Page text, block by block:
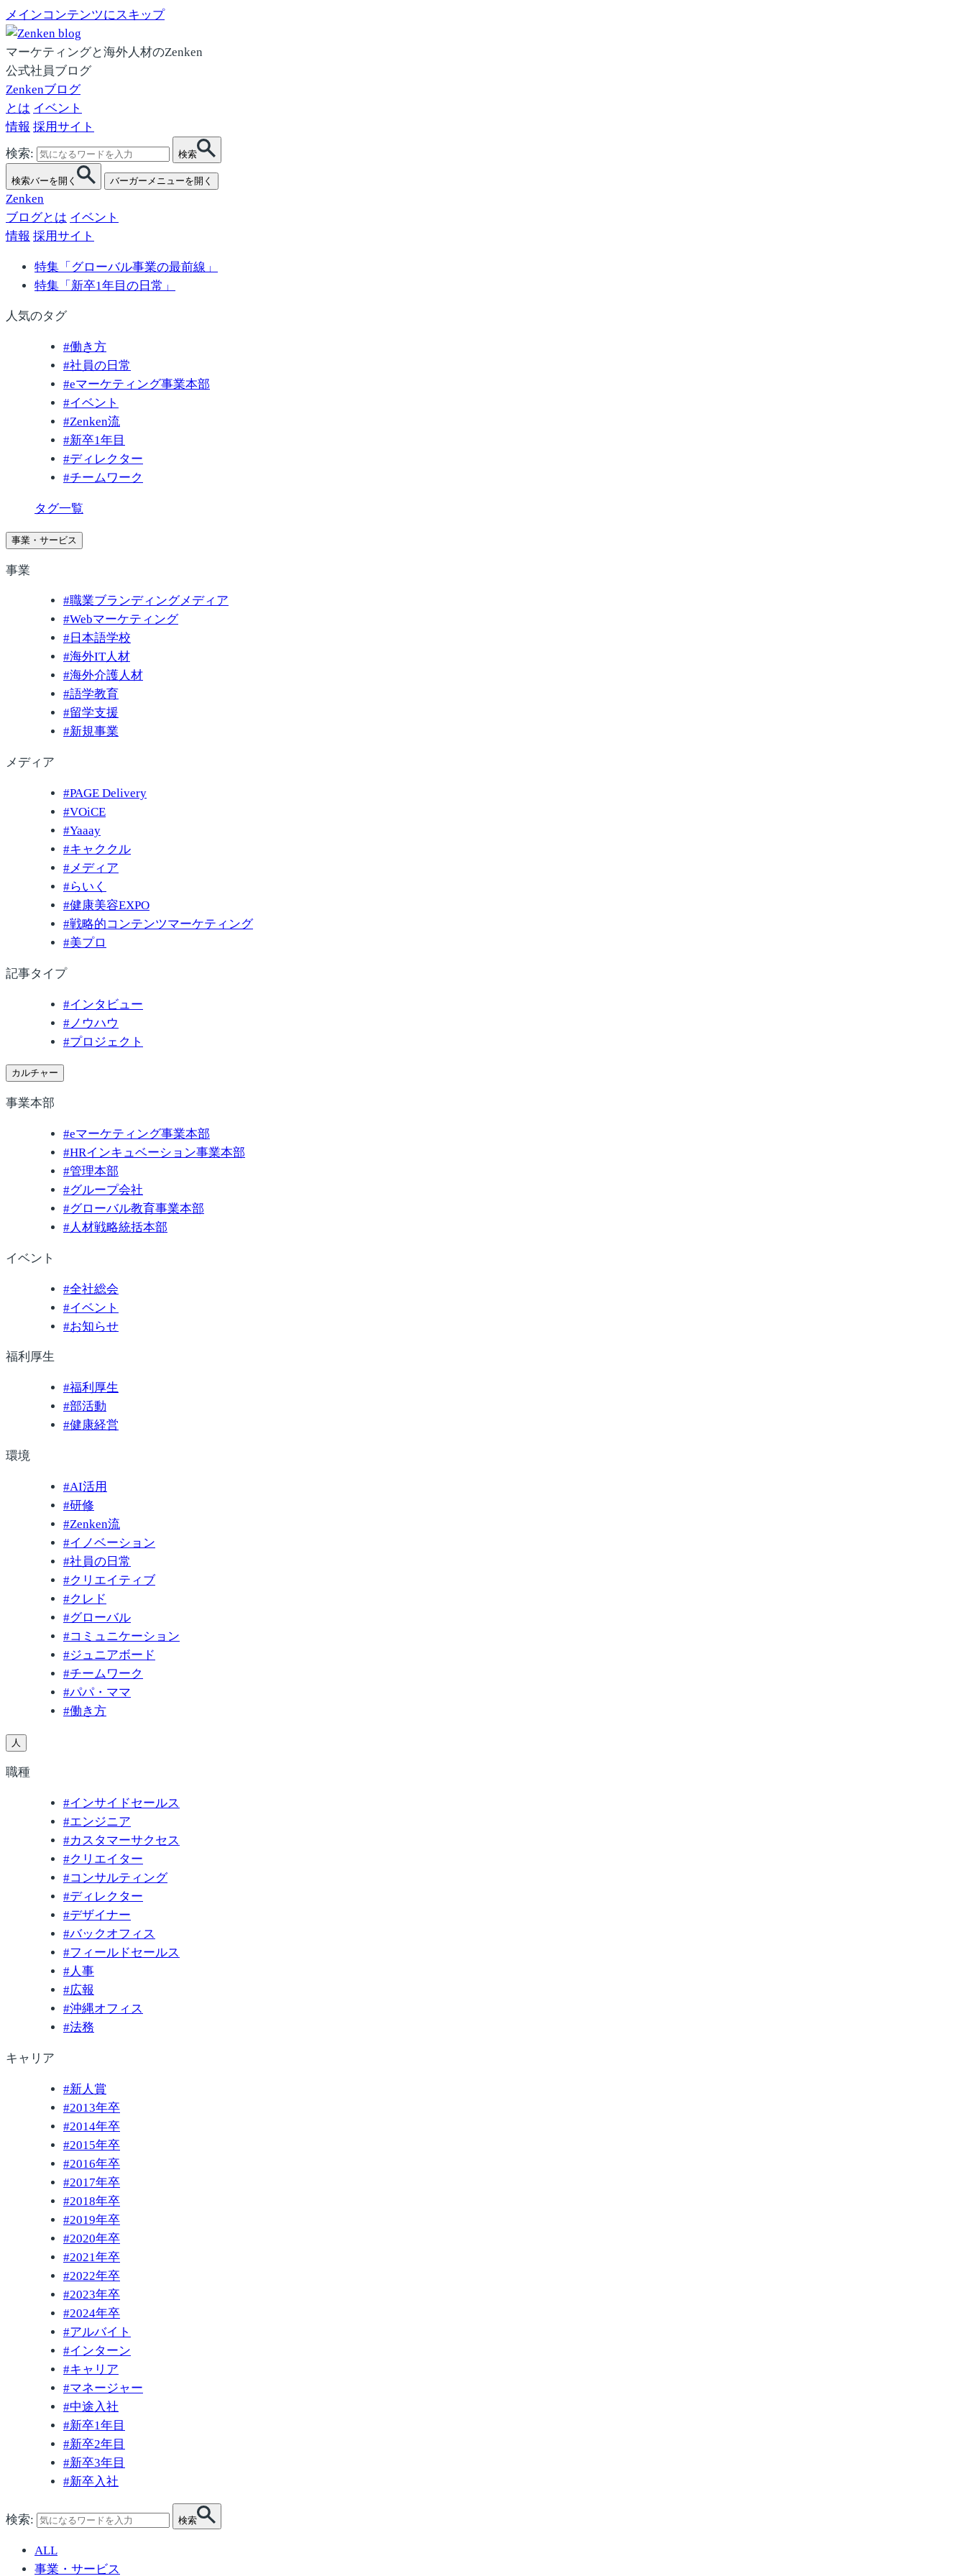
メインコンテンツにスキップ
マーケティングと海外人材のZenken
公式社員ブログ
Zenkenブログ
とは イベント
情報 採用サイト
検索:
検索
検索バーを開く バーガーメニューを開く
Zenken
ブログとは イベント
情報 採用サイト
特集「グローバル事業の最前線」
特集「新卒1年目の日常」
人気のタグ
#働き方
#社員の日常
#eマーケティング事業本部
#イベント
#Zenken流
#新卒1年目
#ディレクター
#チームワーク
タグ一覧
事業・サービス
事業
#職業ブランディングメディア
#Webマーケティング
# 日本語学校
#海外IT人材
#海外介護人材
#語学教育
#留学支援
#新規事業
メディア
#PAGE Delivery
#VOiCE
#Yaaay
#キャククル
#メディア
#らいく
#健康美容EXPO
#戦略的コンテンツマーケティング
#美プロ
記事タイプ
#インタビュー
# ノウハウ
#プロジェクト
カルチャー
事業本部
#eマーケティング事業本部
#HRインキュベーション事業本部
#管理本部
#グループ会社
#グローバル教育事業本部
#人材戦略統括本部
イベント
#全社総会
#イベント
#お知らせ
福利厚生
#福利厚生
#部活動
#健康経営
環境
#AI活用
#研修
#Zenken流
#イノベーション
#社員の日常
#クリエイティブ
#クレド
#グローバル
#コミュニケーション
#ジュニアボード
#チームワーク
#パパ・ママ
#働き方
人
職種
#インサイドセールス
#エンジニア
#カスタマーサクセス
#クリエイター
#コンサルティング
#ディレクター
#デザイナー
#バックオフィス
#フィールドセールス
#人事
#広報
#沖縄オフィス
#法務
キャリア
#新人賞
#2013年卒
#2014年卒
#2015年卒
#2016年卒
#2017年卒
#2018年卒
#2019年卒
#2020年卒
#2021年卒
#2022年卒
#2023年卒
#2024年卒
#アルバイト
#インターン
#キャリア
#マネージャー
#中途入社
#新卒1年目
#新卒2年目
#新卒3年目
#新卒入社
検索: 検索
ALL
事業・サービス